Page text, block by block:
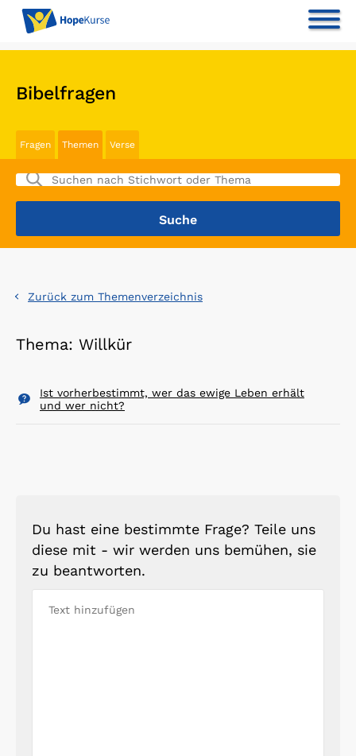
Bibelfragen
Fragen Themen Verse
Zurück zum Themenverzeichnis
Thema: Willkür
Ist vorherbestimmt, wer das ewige Leben erhält
und wer nicht?
Du hast eine bestimmte Frage? Teile uns
diese mit - wir werden uns bemühen, sie
zu beantworten.